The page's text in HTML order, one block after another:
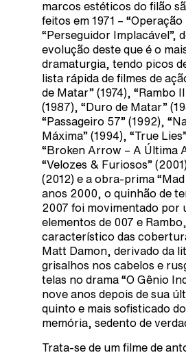
marcos estéticos do filão
feitos em 1971 –
“Perseguidor Implacável”,
evolução deste que é o
dramaturgia, tendo picos
lista rápida de filmes de
de Matar” (1974), “Rambo
(1987), “Duro de Matar”
“Passageiro 57” (1992),
Máxima” (1994), “True
“Broken Arrow – A Última
“Velozes & Furiosos”
(2012) e a obra-prima
anos 2000, o quinhão de
2007 foi movimentado por
elementos de 007 e
característico das
Matt Damon, derivado da
grisalhos nos cabelos e
telas no drama “O Gênio
nove anos depois de sua
quinto e mais sofisticado
memória, sedento de
Trata-se de um filme de